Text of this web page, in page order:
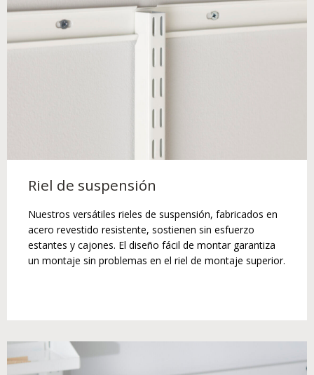
Riel de suspensión
Nuestros versátiles rieles de suspensión, fabricados en
acero revestido resistente, sostienen sin esfuerzo
estantes y cajones. El diseño fácil de montar garantiza
un montaje sin problemas en el riel de montaje superior.